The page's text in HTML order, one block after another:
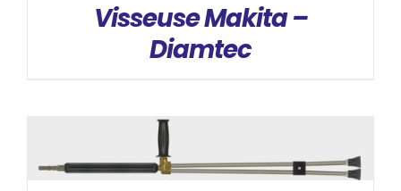
Visseuse Makita –
Diamtec